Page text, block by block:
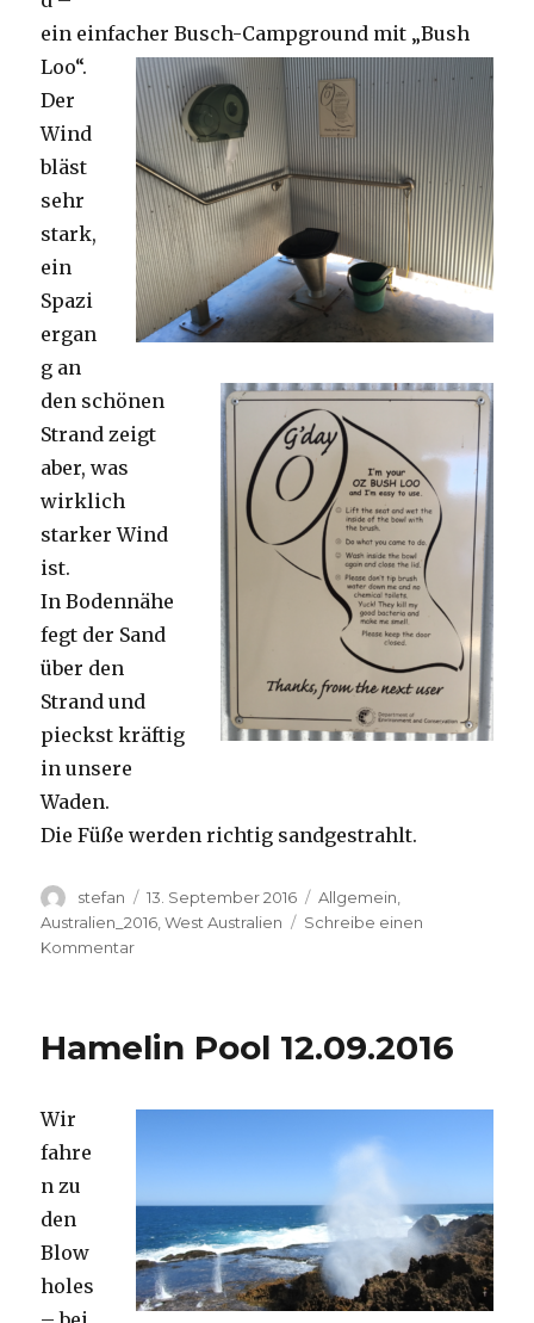
ein einfacher Busch-Campground mit „Bush
Loo“.
Der
Wind
bläst
sehr
stark,
ein
Spazi
ergan
g an
den schönen
Strand zeigt
aber, was
wirklich
starker Wind
ist.
In Bodennähe
fegt der Sand
über den
Strand und
pieckst kräftig
in unsere
Waden.
Die Füße werden richtig sandgestrahlt.
Autor
stefan
Veröffentlicht
am
13. September 2016 Kategorien
Allgemein
Australien_2016 ,West Australien
Schreibe einen
Kommentarzu
Hamelin Pool 12.09.2016
Wir
fahre
n zu
den
Blow
holes